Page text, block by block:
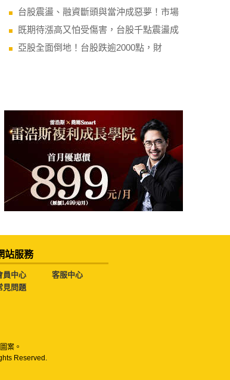
台股震盪、融資斷頭與當沖成惡夢！市場
既期待漲高又怕受傷害，台股千點震盪成
亞股全面倒地！台股跌逾2000點，財
站服務
員中心
客服中心
見問題
案。
Reserved.